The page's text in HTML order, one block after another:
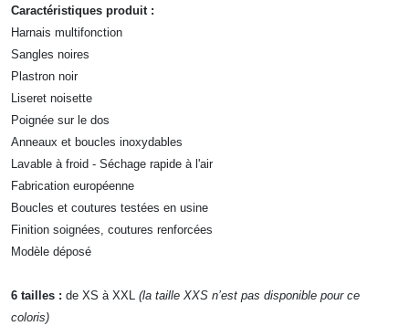
Caractéristiques produit :
Harnais multifonction
Sangles noires
Plastron noir
Liseret noisette
Poignée sur le dos
Anneaux et boucles inoxydables
Lavable à froid - Séchage rapide à l'air
Fabrication européenne
Boucles et coutures testées en usine
Finition soignées, coutures renforcées
Modèle déposé
6 tailles : de XS à XXL (la taille XXS n’est pas disponible pour ce
coloris)